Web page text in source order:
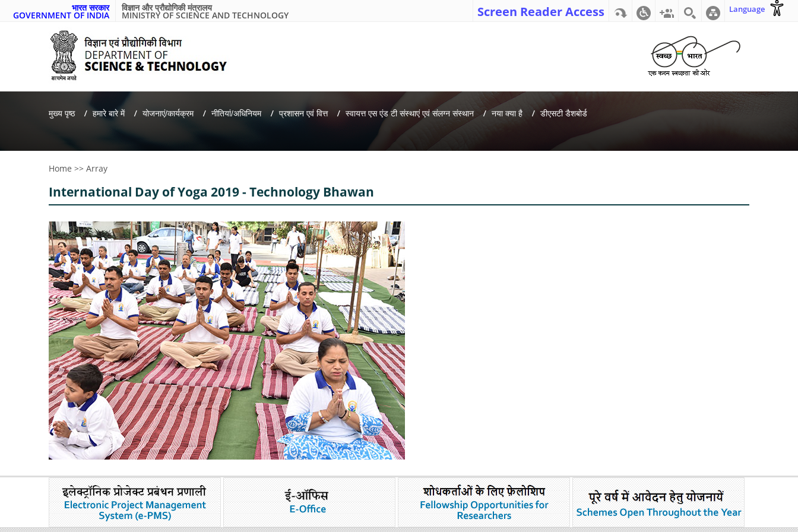
भारत सरकार
GOVERNMENT OF INDIA
विज्ञान और प्रौद्योगिकी मंत्रालय
MINISTRY OF SCIENCE AND TECHNOLOGY Screen Reader Access Language
मुख्य पृष्ठ हमारे बारे में योजनाएं/कार्यक्रम नीतियां/अधिनियम प्रशासन एवं वित्त स्वायत्त एस एंड टी संस्थाएं एवं संलग्न संस्थान नया क्या है डीएसटी डैशबोर्ड
Home >> Array
International Day of Yoga 2019 - Technology Bhawan